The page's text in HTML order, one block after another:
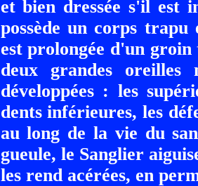
et bien dressée s'il est
possède un corps trapu
est prolongée d'un
deux grandes oreilles
développées : les
dents inférieures, les
au long de la vie du
gueule, le Sanglier
les rend acérées, en